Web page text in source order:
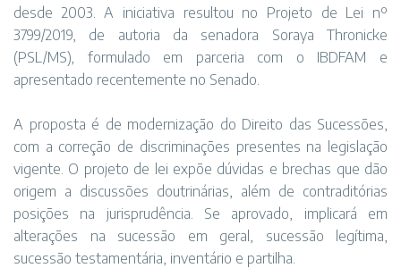
desde 2003. A iniciativa resultou no Projeto de Lei nº
3799/2019, de autoria da senadora Soraya Thronicke
(PSL/MS), formulado em parceria com o IBDFAM e
apresentado recentemente no Senado.
A proposta é de modernização do Direito das Sucessões,
com a correção de discriminações presentes na legislação
vigente. O projeto de lei expõe dúvidas e brechas que dão
origem a discussões doutrinárias, além de contraditórias
posições na jurisprudência. Se aprovado, implicará em
alterações na sucessão em geral, sucessão legítima,
sucessão testamentária, inventário e partilha.